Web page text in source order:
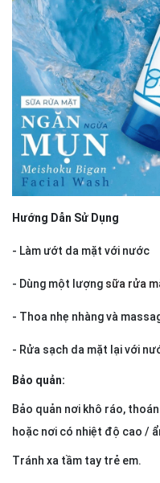
Hướng Dẫn Sử Dụng
- Làm ướt da mặt với nước
- Dùng một lượng sữa rửa
- Thoa nhẹ nhàng và
- Rửa sạch da mặt lại với
Bảo quản:
Bảo quản nơi khô ráo,
hoặc nơi có nhiệt độ cao /
Tránh xa tầm tay trẻ em.